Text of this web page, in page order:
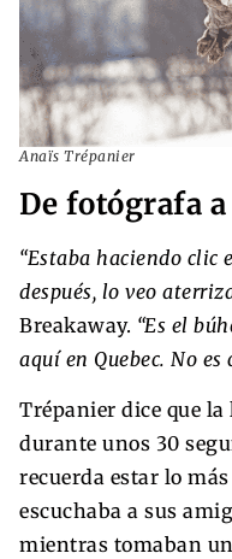
Anaïs Trépanier
De fotógrafa
“Estaba haciendo clic
después, lo veo
Breakaway. “Es el
aquí en Quebec. No es
Trépanier dice que la
durante unos 30
recuerda estar lo
escuchaba a sus
mientras tomaban